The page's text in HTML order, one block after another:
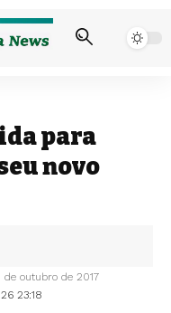
para
novo
23:18
de outubro de 2017